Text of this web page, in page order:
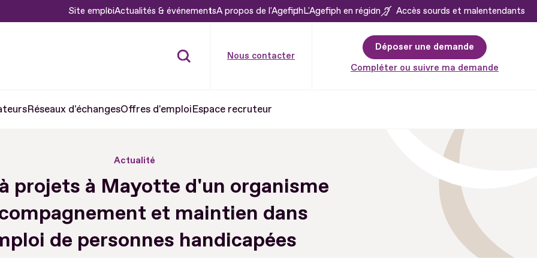
Site emploiActualités & événementsA propos de l'AgefiphL'Agefiph en région Accès sourds et malentendants
Nous contacter
Déposer une demande
Compléter ou suivre ma demande
Réseaux d'échangesOffres d'emploiEspace recruteur
Actualité
projets à Mayotte d'un organisme
et maintien dans
de personnes handicapées